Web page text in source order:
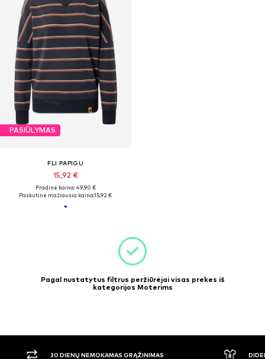
PASIŪLYMAS
FLI PAPIGU
15,92 €
Pradinė kaina: 49,90 €
Paskutinė mažiausia kaina:15,92 €
Pagal nustatytus filtrus peržiūrėjai visas prekes iš
kategorijos Moterims
30 DIENŲ NEMOKAMAS GRĄŽINIMAS